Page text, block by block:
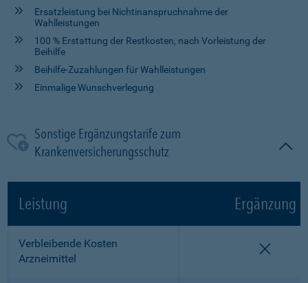
Ersatzleistung bei Nichtinanspruchnahme der
Wahlleistungen
100 % Erstattung der Restkosten, nach Vorleistung der
Beihilfe
Beihilfe-Zuzahlungen für Wahlleistungen
Einmalige Wunschverlegung
Sonstige Ergänzungstarife zum
Krankenversicherungsschutz
Leistung Ergänzung
Verbleibende Kosten
Arzneimittel